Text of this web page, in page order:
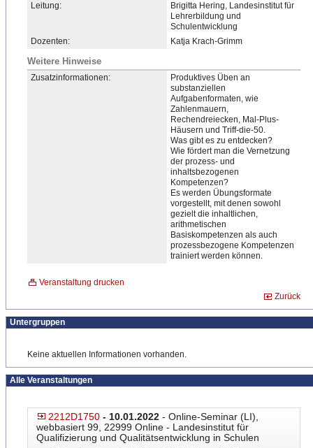
Leitung:
Brigitta Hering, Landesinstitut für
Lehrerbildung und
Schulentwicklung
Dozenten:
Katja Krach-Grimm
Weitere Hinweise
Zusatzinformationen:
Produktives Üben an
substanziellen
Aufgabenformaten, wie
Zahlenmauern,
Rechendreiecken, Mal-Plus-
Häusern und Triff-die-50.
Was gibt es zu entdecken?
Wie fördert man die Vernetzung
der prozess- und
inhaltsbezogenen
Kompetenzen?
Es werden Übungsformate
vorgestellt, mit denen sowohl
gezielt die inhaltlichen,
arithmetischen
Basiskompetenzen als auch
prozessbezogene Kompetenzen
trainiert werden können.
Veranstaltung drucken
Zurück
Untergruppen
Keine aktuellen Informationen vorhanden.
Alle Veranstaltungen
2212D1750 - 10.01.2022 - Online-Seminar (LI),
webbasiert 99, 22999 Online - Landesinstitut für
Qualifizierung und Qualitätsentwicklung in Schulen